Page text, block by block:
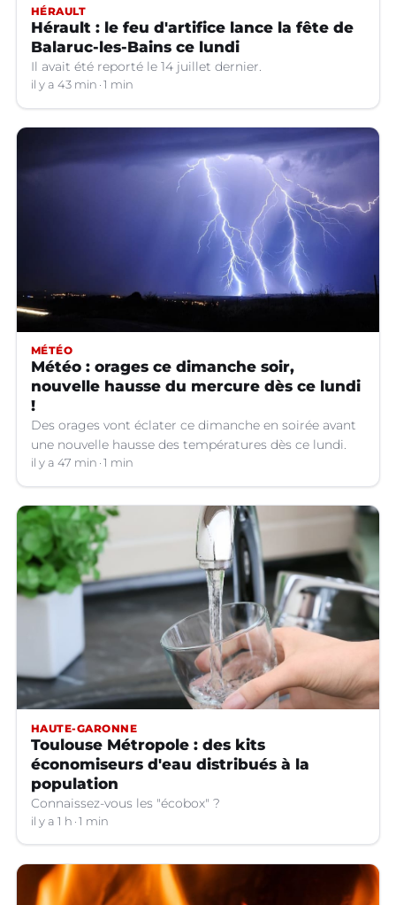
HÉRAULT
Hérault : le feu d'artifice lance la fête de
Balaruc-les-Bains ce lundi
Il avait été reporté le 14 juillet dernier.
il y a 43 min 1 min
MÉTÉO
Météo : orages ce dimanche soir,
nouvelle hausse du mercure dès ce lundi
!
Des orages vont éclater ce dimanche en soirée avant
une nouvelle hausse des températures dès ce lundi.
il y a 47 min 1 min
HAUTE-GARONNE
Toulouse Métropole : des kits
économiseurs d'eau distribués à la
population
Connaissez-vous les "écobox" ?
il y a 1 h 1 min